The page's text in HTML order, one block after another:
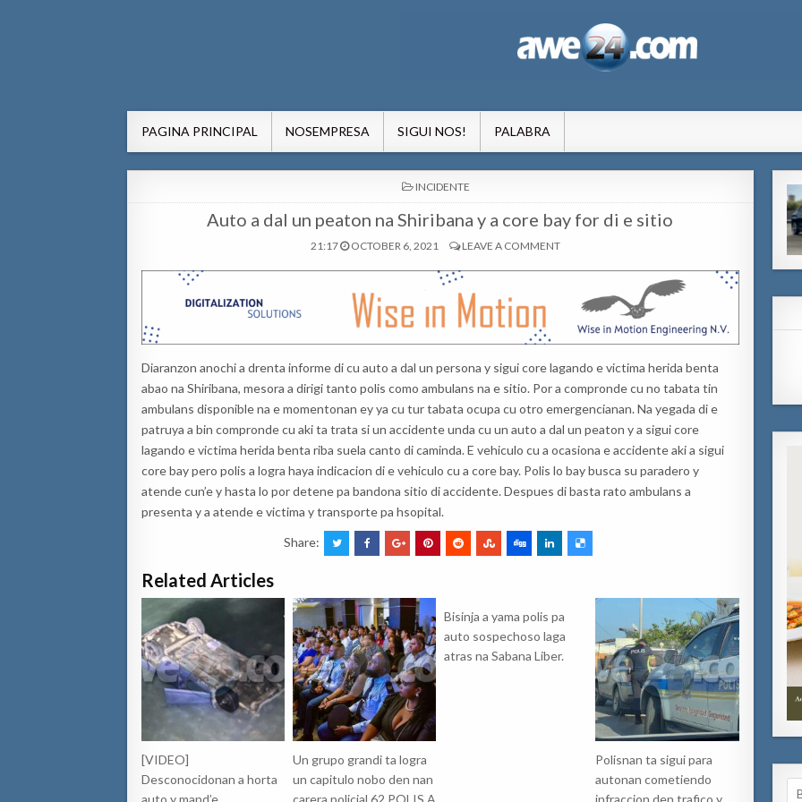
PAGINA PRINCIPAL NOSEMPRESA SIGUI NOS! PALABRA
POSTED
IN
INCIDENTE
Auto a dal un peaton na Shiribana y a core bay for di e sitio
21:17 OCTOBER 6, 2021 LEAVE A COMMENT
Diaranzon anochi a drenta informe di cu auto a dal un persona y sigui core lagando e victima herida benta
abao na Shiribana, mesora a dirigi tanto polis como ambulans na e sitio. Por a compronde cu no tabata tin
ambulans disponible na e momentonan ey ya cu tur tabata ocupa cu otro emergencianan. Na yegada di e
patruya a bin compronde cu aki ta trata si un accidente unda cu un auto a dal un peaton y a sigui core
lagando e victima herida benta riba suela canto di caminda. E vehiculo cu a ocasiona e accidente aki a sigui
core bay pero polis a logra haya indicacion di e vehiculo cu a core bay. Polis lo bay busca su paradero y
atende cun’e y hasta lo por detene pa bandona sitio di accidente. Despues di basta rato ambulans a
presenta y a atende e victima y transporte pa hsopital.
Share:
Related Articles
[VIDEO]
Desconocidonan a horta
auto y mand’e
Un grupo grandi ta logra
un capitulo nobo den nan
carera policial 62 POLIS A
Bisinja a yama polis pa
auto sospechoso laga
atras na Sabana Liber.
Polisnan ta sigui para
autonan cometiendo
infraccion den trafico y